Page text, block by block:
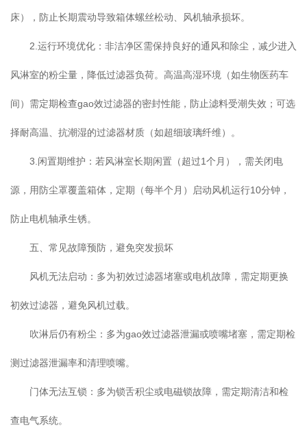
床），防止长期震动导致箱体螺丝松动、风机轴承损坏。
2.运行环境优化：非洁净区需保持良好的通风和除尘，减少进入
风淋室的粉尘量，降低过滤器负荷。高温高湿环境（如生物医药车
间）需定期检查gao效过滤器的密封性能，防止滤料受潮失效；可选
择耐高温、抗潮湿的过滤器材质（如超细玻璃纤维）。
3.闲置期维护：若风淋室长期闲置（超过1个月），需关闭电
源，用防尘罩覆盖箱体，定期（每半个月）启动风机运行10分钟，
防止电机轴承生锈。
五、常见故障预防，避免突发损坏
风机无法启动：多为初效过滤器堵塞或电机故障，需定期更换
初效过滤器，避免风机过载。
吹淋后仍有粉尘：多为gao效过滤器泄漏或喷嘴堵塞，需定期检
测过滤器泄漏率和清理喷嘴。
门体无法互锁：多为锁舌积尘或电磁锁故障，需定期清洁和检
查电气系统。